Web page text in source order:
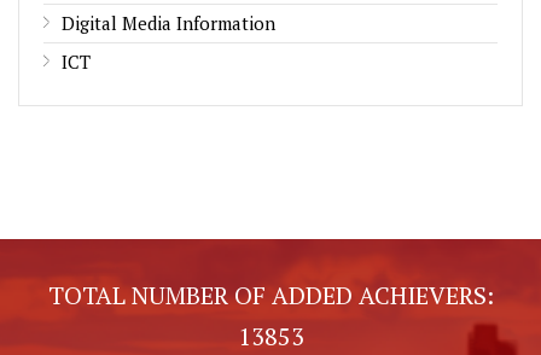
Digital Media Information
ICT
TOTAL NUMBER OF ADDED ACHIEVERS:
13853